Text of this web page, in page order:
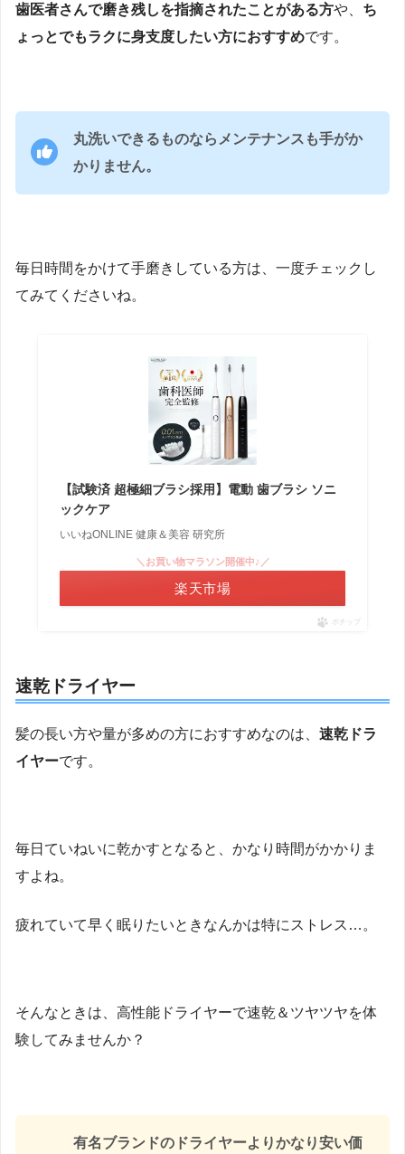
歯医者さんで磨き残しを指摘されたことがある方や、 ち
ょっとでもラクに身支度したい方におすすめです。
丸洗いできるものならメンテナンスも手がか
かりません。
毎日時間をかけて手磨きしている方は、一度チェックし
てみてくださいね。
【試験済 超極細ブラシ採用】電動 歯ブラシ ソニ
ックケア
いいねONLINE 健康＆美容 研究所
＼お買い物マラソン開催中♪／
楽天市場
ポチップ
速乾ドライヤー
髪の長い方や量が多めの方におすすめなのは、 速乾ドラ
イヤーです。
毎日ていねいに乾かすとなると、かなり時間がかかりま
すよね。
疲れていて早く眠りたいときなんかは特にストレス…。
そんなときは、高性能ドライヤーで速乾＆ツヤツヤを体
験してみませんか？
有名ブランドのドライヤーよりかなり安い価